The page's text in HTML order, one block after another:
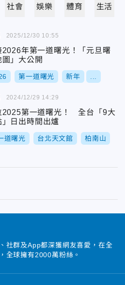
社會 娛樂 體育 生活
2026年第一道曙光！「元旦曙
圖」大公開
第一道曙光 新年
2025/12/30 10:55
2025第一道曙光！ 全台「9大
」日出時間出爐
道曙光 台北天文館 柏南山
2024/12/29 14:29
社群及App都深獲網友喜愛，在全
全球擁有2000萬粉絲。